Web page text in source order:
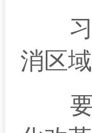
习近
消区
要